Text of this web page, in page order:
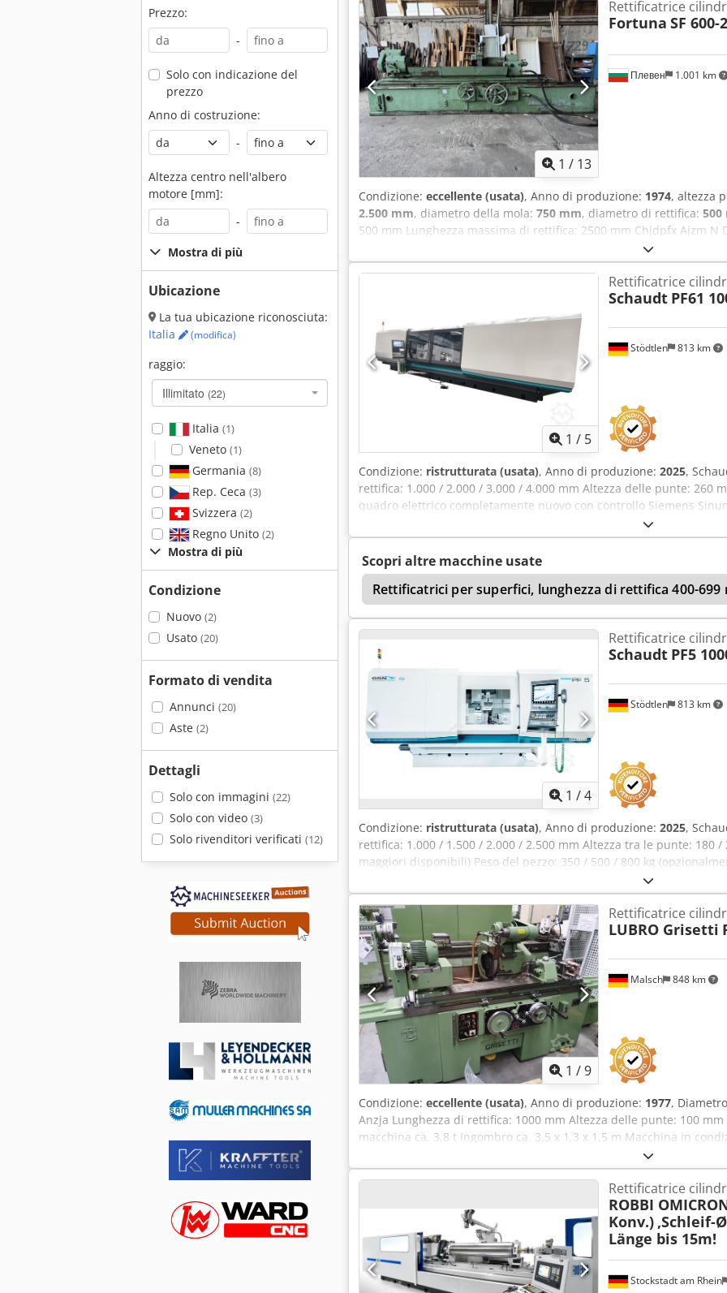
Prezzo:
-
Solo con indicazione del
prezzo
Anno di costruzione:
-
Altezza centro nell'albero
motore [mm]:
-
Mostra di più
Ubicazione
La tua ubicazione riconosciuta:
Italia
(modifica)
raggio:
Illimitato (22)
Italia (1)
Veneto (1)
Germania (8)
Rep. Ceca (3)
Svizzera (2)
Regno Unito (2)
Mostra di più
Condizione
Nuovo (2)
Usato (20)
Formato di vendita
Annunci (20)
Aste (2)
Dettagli
Solo con immagini (22)
Solo con video (3)
Solo rivenditori verificati (12)
1 / 13
Плевен 1.001 km
Rettificatrice
Fortuna SF 600-
Condizione: eccellente (usata), Anno di produzione: 1974, altezza
2.500 mm, diametro della mola: 750 mm, diametro di rettifica: 500
500 mm Lunghezza massima di rettifica: 2500 mm Chjdpfx Ajzm N
1 / 5
Stödtlen 813 km
Rettificatrice
Schaudt PF61
Condizione: ristrutturata (usata), Anno di produzione: 2025,
rettifica: 1.000 / 2.000 / 3.000 / 4.000 mm Altezza delle punte: 260
quadro elettrico completamente nuovo con controllo Siemens
impostazione rapida tramite interfaccia operatore GSN - sistema di
posizionabile liberamente - seconda mola esterna - unità di
mandrino di rettifica per rulli diamantati - sensori di bilanciamento
bloccaggio/rilascio idraulico del contropunto - porta automatica
assistenza remota - conversione a ugelli a spillo - impianto di
predisposizione per l'automazione Codpjiqxt Hefx Anzoha - e
anche la vostra attuale macchina di rettifica! Schaudt / Studer /
Scopri altre macchine usate
Rettificatrici per superfici, lunghezza di rettifica 400-699
1 /4
Stödtlen 813 km
Rettificatrice
Schaudt PF5
Condizione: ristrutturata (usata), Anno di produzione: 2025,
rettifica: 1.000 / 1.500 / 2.000 / 2.500 mm Altezza tra le punte: 180
maggiori disponibili) Peso del pezzo: 350 / 500 / 800 kg
opzioni selezionabili: - quadro elettrico completamente nuovo con
One o Fanuc 0iTF-Plus - impostazione rapida tramite interfaccia
Diatronic - asse B posizionabile liberamente - seconda mola
Anjfg Tazezjha - rialzo delle punte - mandrino di rettifica per rulli
bilanciamento e la rettifica di finitura - serraggio/allentamento
automatica Siemens - schermo da 19" / 22" - assistenza remota -
raffreddamento/aspirazione adeguato - predisposizione per
lieti di revisionare anche la vostra attuale macchina per la rettifica!
Bahmüller / Voumard / Overbeck / Fortuna / Tacchella e altri.
1 /9
Malsch 848 km
Rettificatrice
LUBRO Grisetti
Condizione: eccellente (usata), Anno di produzione: 1977,
Anzja Lunghezza di rettifica: 1000 mm Altezza delle punte: 100
macchina ca. 3,8 t Ingombro ca. 3,5 x 1,3 x 1,5 m Macchina in
Stockstadt am Rhein
Rettificatrice
ROBBI
Konv.) ,Schleif-
Länge bis 15m!